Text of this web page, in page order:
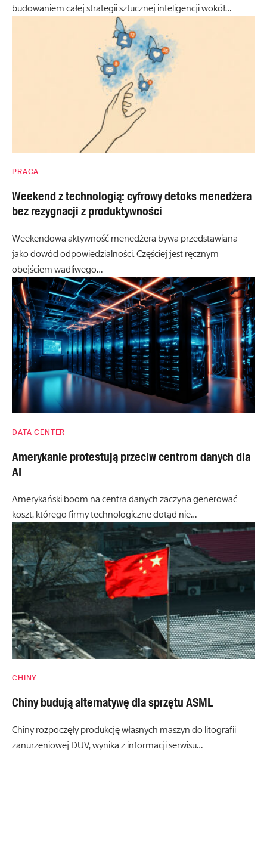
budowaniem całej strategii sztucznej inteligencji wokół…
PRACA
Weekend z technologią: cyfrowy detoks menedżera
bez rezygnacji z produktywności
Weekendowa aktywność menedżera bywa przedstawiana
jako dowód odpowiedzialności. Częściej jest ręcznym
obejściem wadliwego…
DATA CENTER
Amerykanie protestują przeciw centrom danych dla
AI
Amerykański boom na centra danych zaczyna generować
koszt, którego firmy technologiczne dotąd nie…
CHINY
Chiny budują alternatywę dla sprzętu ASML
Chiny rozpoczęły produkcję własnych maszyn do litografii
zanurzeniowej DUV, wynika z informacji serwisu…